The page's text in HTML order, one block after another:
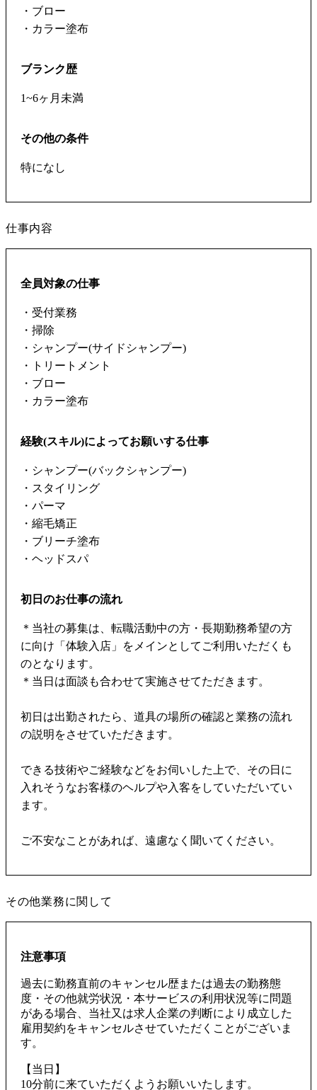
・ブロー
・カラー塗布
ブランク歴
1~6ヶ月未満
その他の条件
特になし
仕事内容
全員対象の仕事
・受付業務
・掃除
・シャンプー(サイドシャンプー)
・トリートメント
・ブロー
・カラー塗布
経験(スキル)によってお願いする仕事
・シャンプー(バックシャンプー)
・スタイリング
・パーマ
・縮毛矯正
・ブリーチ塗布
・ヘッドスパ
初日のお仕事の流れ
＊当社の募集は、転職活動中の方・長期勤務希望の方
に向け「体験入店」をメインとしてご利用いただくも
のとなります。
＊当日は面談も合わせて実施させてただきます。
初日は出勤されたら、道具の場所の確認と業務の流れ
の説明をさせていただきます。
できる技術やご経験などをお伺いした上で、その日に
入れそうなお客様のヘルプや入客をしていただいてい
ます。
ご不安なことがあれば、遠慮なく聞いてください。
その他業務に関して
注意事項
過去に勤務直前のキャンセル歴または過去の勤務態
度・その他就労状況・本サービスの利用状況等に問題
がある場合、当社又は求人企業の判断により成立した
雇用契約をキャンセルさせていただくことがございま
す。
【当日】
10分前に来ていただくようお願いいたします。